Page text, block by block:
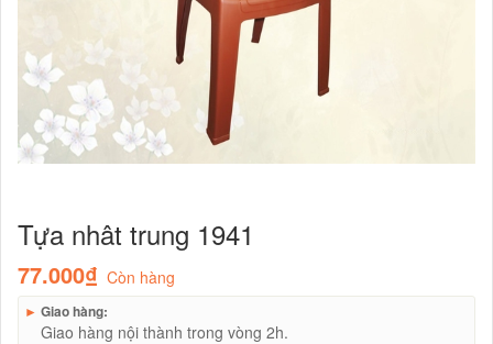
Tựa nhât trung 1941
77.000₫ Còn hàng
► Giao hàng:
Giao hàng nội thành trong vòng 2h.